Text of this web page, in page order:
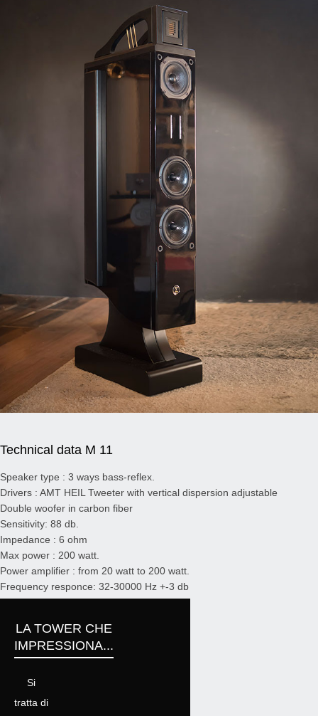
Technical data M 11
Speaker type : 3 ways bass-reflex.
Drivers : AMT HEIL Tweeter with vertical dispersion adjustable
Double woofer in carbon fiber
Sensitivity: 88 db.
Impedance : 6 ohm
Max power : 200 watt.
Power amplifier : from 20 watt to 200 watt.
Frequency responce: 32-30000 Hz +-3 db
Crossover: 6db/ottava first order
Net weight : Kg 41 each
LA TOWER CHE
IMPRESSIONA...
Si
tratta di